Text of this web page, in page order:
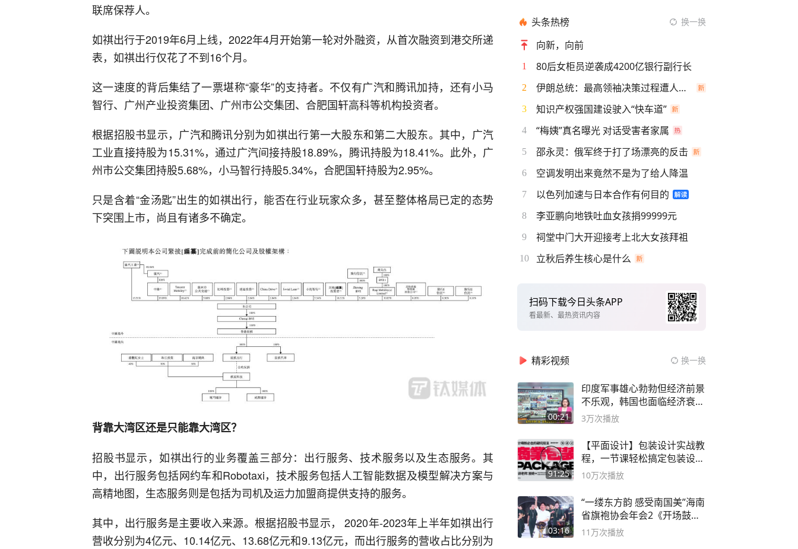
联席保荐人。
如祺出行于2019年6月上线，2022年4月开始第一轮对外融资，从首次融资到港交所递
表，如祺出行仅花了不到16个月。
这一速度的背后集结了一票堪称“豪华”的支持者。不仅有广汽和腾讯加持，还有小马
智行、广州产业投资集团、广州市公交集团、合肥国轩高科等机构投资者。
根据招股书显示，广汽和腾讯分别为如祺出行第一大股东和第二大股东。其中，广汽
工业直接持股为15.31%，通过广汽间接持股18.89%，腾讯持股为18.41%。此外，广
州市公交集团持股5.68%，小马智行持股5.34%，合肥国轩持股为2.95%。
只是含着“金汤匙”出生的如祺出行，能否在行业玩家众多，甚至整体格局已定的态势
下突围上市，尚且有诸多不确定。
背靠大湾区还是只能靠大湾区？
招股书显示，如祺出行的业务覆盖三部分：出行服务、技术服务以及生态服务。其
中，出行服务包括网约车和Robotaxi，技术服务包括人工智能数据及模型解决方案与
高精地图，生态服务则是包括为司机及运力加盟商提供支持的服务。
其中，出行服务是主要收入来源。根据招股书显示， 2020年-2023年上半年如祺出行
营收分别为4亿元、10.14亿元、13.68亿元和9.13亿元，而出行服务的营收占比分别为
头条热榜 换一换
向新，向前
1 80后女柜员逆袭成4200亿银行副行长
2 伊朗总统：最高领袖决策过程遭人利用
3 知识产权强国建设驶入“快车道”
4 “梅姨”真名曝光 对话受害者家属
5 邵永灵：俄军终于打了场漂亮的反击
6 空调发明出来竟然不是为了给人降温
7 以色列加速与日本合作有何目的
8 李亚鹏向地铁吐血女孩捐99999元
9 祠堂中门大开迎接考上北大女孩拜祖
10 立秋后养生核心是什么
扫码下载今日头条APP
看最新、最热资讯内容
精彩视频 换一换
00:21
印度军事雄心勃勃但经济前景
不乐观，韩国也面临经济衰退
风险
3万次播放
91:25
【平面设计】包装设计实战教
程，一节课轻松搞定包装设计
流程！
10万次播放
03:16
“一缕东方韵 感受南国美”海南
省旗袍协会年会2《开场鼓》
二团
11万次播放